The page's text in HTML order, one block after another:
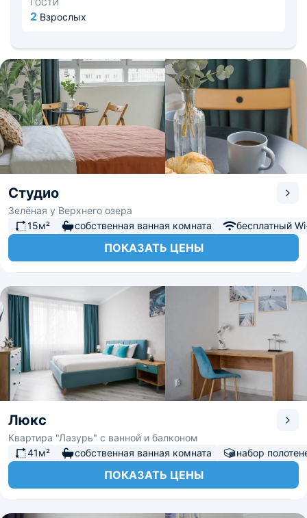
ГОСТИ
2 Взрослых
Студио
Зелёная у Верхнего озера
15м²
собственная ванная комната бесплатный
ПОКАЗАТЬ ЦЕНЫ
Люкс
Квартира "Лазурь" с ванной и балконом
41м²
собственная ванная комната набор
ПОКАЗАТЬ ЦЕНЫ